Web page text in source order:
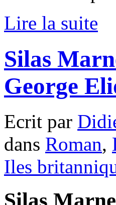
Lire la suite
Silas
George
Ecrit par
dans Roman,
Iles
Silas